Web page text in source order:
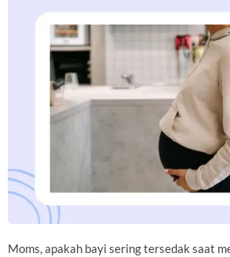
Moms, apakah bayi sering tersedak saat